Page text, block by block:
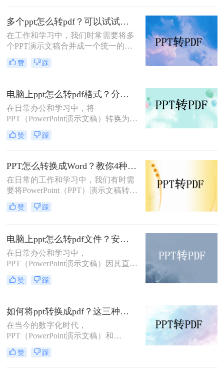
特性，成为分享、打印和存档PPT文
件的理想选择。本文将详细介绍PPT
怎么保存为PDF格式，并探讨一些相
关的注意事项。
多个ppt怎么转pdf？可以试试这三种方法！
在工作和学习中，我们时常需要将多
个PPT演示文稿合并成一个统一的
PDF文档，无论是为了归档、分享还
是打印。这一过程不仅要求效率，更
细节得到完整保留。那么多个ppt怎么
转pdf呢？本文将介绍几种有效且简便
的方法，帮助你轻松实现这一目标。
赞 踩
电脑上ppt怎么转pdf格式？分享三种好用的方法！
在日常办公和学习中，将
PPT（PowerPoint演示文稿）转换为
PDF（Portable Document Format）格
式是一项常见的需求，以便更好地分
一致性。那么电脑上ppt怎么转pdf格
式呢？以下将详细介绍几种在电脑上
将PPT转换为PDF格式的方法。
赞 踩
PPT怎么转换成Word？教你4种值得收藏的转换方法!！
在日常的工作和学习中，我们有时需
要将PowerPoint（PPT）演示文稿转换
为Word文档，以便于编辑、打印或进
行更深入的内容整理。虽然两者都是
不总是直截了当。不过，借助一些技
巧和工具，我们可以有效地将PPT转
换为Word格式。那么PPT怎么转换成
Word呢？以下是一些实用的方法，帮
助你完成这一转换。
赞 踩
电脑上ppt怎么转pdf文件？安利给你这三种简单的方法！
在日常办公和学习中，
PPT（PowerPoint演示文稿）因其直
观、动态的展示效果而广受欢迎。然
而，在某些情况下，我们可能需要将
享、打印或确保在不同设备上的一致
显示。那么电脑上ppt怎么转pdf文件
呢？本文将详细介绍在电脑上将PPT
转换为PDF文件的多种方法，帮助用
户轻松完成这一任务。
赞 踩
如何将ppt转换成pdf？这三种转换方法你该学会！
在当今的数字化时代，
PPT（PowerPoint演示文稿）和
PDF（Portable Document Format，可
移植文档格式）是两种广泛使用的文
赞 踩